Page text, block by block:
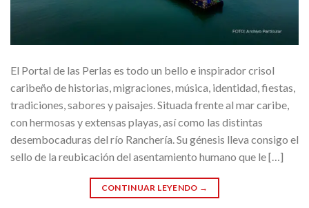
El Portal de las Perlas es todo un bello e inspirador crisol
caribeño de historias, migraciones, música, identidad, fiestas,
tradiciones, sabores y paisajes. Situada frente al mar caribe,
con hermosas y extensas playas, así como las distintas
desembocaduras del río Ranchería. Su génesis lleva consigo el
sello de la reubicación del asentamiento humano que le […]
CONTINUAR LEYENDO →